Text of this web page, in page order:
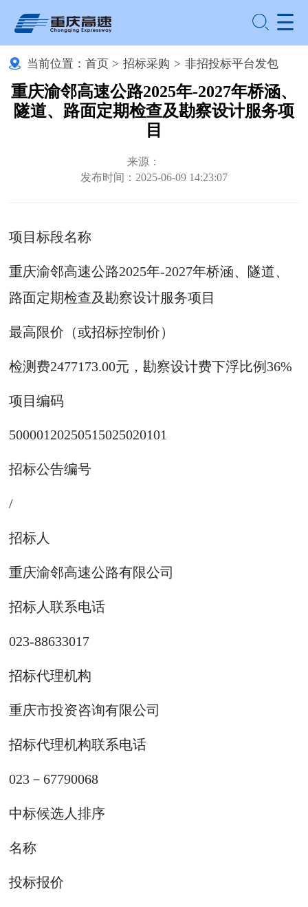
当前位置： 首页 > 招标采购 > 非招投标平台发包
重庆渝邻高速公路2025年-2027年桥涵、
隧道、路面定期检查及勘察设计服务项
目
来源：
发布时间：2025-06-09 14:23:07
项目标段名称
重庆渝邻高速公路2025年-2027年桥涵、隧道、
路面定期检查及勘察设计服务项目
最高限价（或招标控制价）
检测费2477173.00元，勘察设计费下浮比例36%
项目编码
50000120250515025020101
招标公告编号
/
招标人
重庆渝邻高速公路有限公司
招标人联系电话
023-88633017
招标代理机构
重庆市投资咨询有限公司
招标代理机构联系电话
023－67790068
中标候选人排序
名称
投标报价